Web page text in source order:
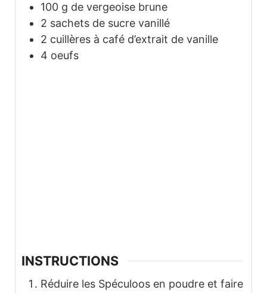
100 g de vergeoise brune
2 sachets de sucre vanillé
2 cuillères à café d’extrait de vanille
4 oeufs
INSTRUCTIONS
Réduire les Spéculoos en poudre et faire